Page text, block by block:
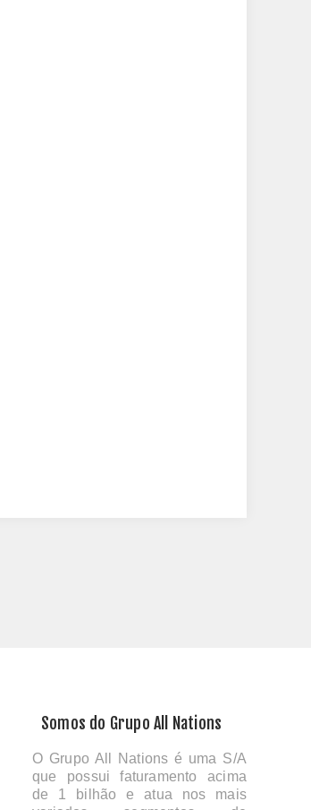
Somos do Grupo All Nations
O Grupo All Nations é uma S/A
que possui faturamento acima
de 1 bilhão e atua nos mais